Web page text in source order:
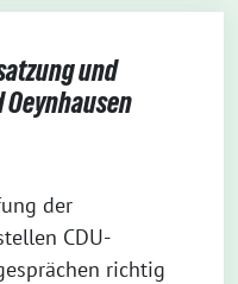
und
der
CDU-
richtig